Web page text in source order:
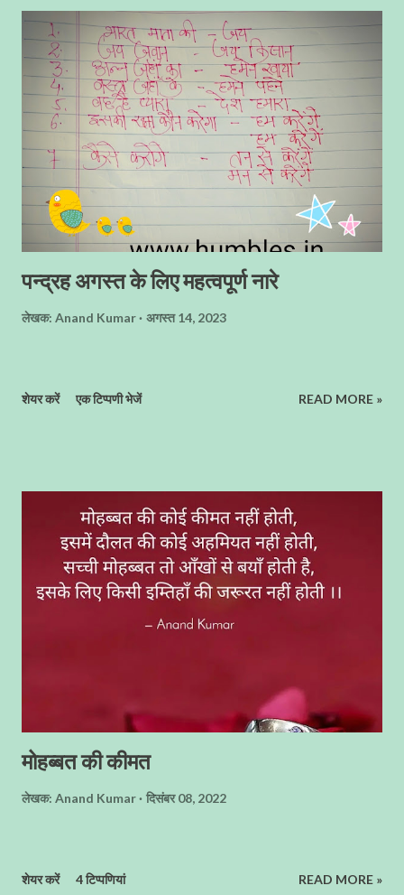
परीक्षा नजदीक आती है तब बच्चों में घबराहट उत्पन्न हो जाती है वह सोचते हैं क्या -
क्या पढ़ा जाए, क्या ना पढ़ा जाए ऐसा तो नहीं जो मैं पढ़ रहा हूॅं, याद कर रहा हूॅं, वह
बोर्ड परीक्षा में आए ही ना । यदि आप इस उधेड़बुन में हैं तो आप एक अच्छे विद्यार्थी की
भाॅंति व्...
पन्द्रह अगस्त के लिए महत्वपूर्ण नारे
लेखक: Anand Kumar अगस्त 14, 2023
शेयर करें एक टिप्पणी भेजें READ MORE »
मोहब्बत की कीमत
लेखक: Anand Kumar दिसंबर 08, 2022
शेयर करें 4 टिप्पणियां READ MORE »